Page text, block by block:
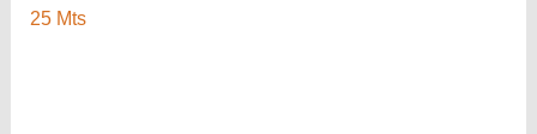
25 Mts